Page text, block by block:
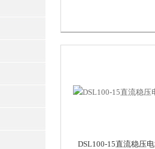
DSL100-15直流稳压